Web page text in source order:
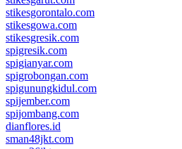
stikesgorontalo.com
stikesgowa.com
stikesgresik.com
spigresik.com
spigianyar.com
spigrobongan.com
spigunungkidul.com
spijember.com
spijombang.com
dianflores.id
sman48jkt.com